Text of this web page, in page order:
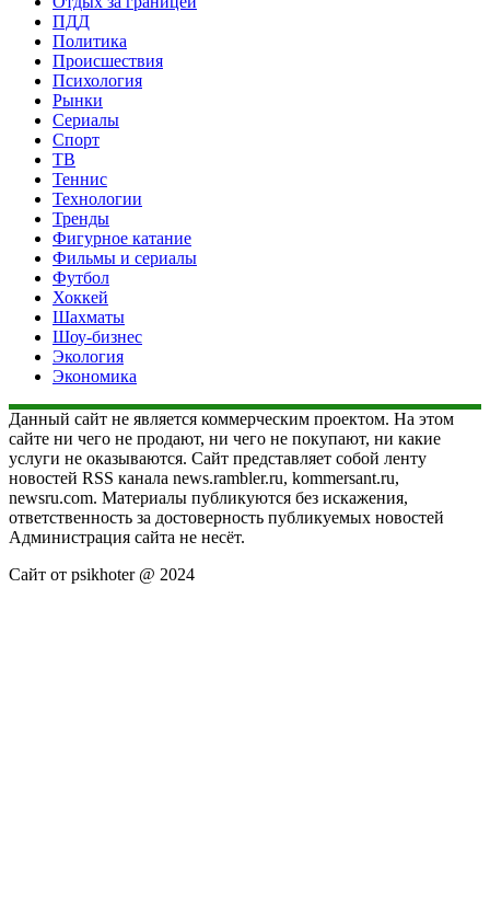
ПДД
Политика
Происшествия
Психология
Рынки
Сериалы
Спорт
ТВ
Теннис
Технологии
Тренды
Фигурное катание
Фильмы и сериалы
Футбол
Хоккей
Шахматы
Шоу-бизнес
Экология
Экономика
Данный сайт не является коммерческим проектом. На этом
сайте ни чего не продают, ни чего не покупают, ни какие
услуги не оказываются. Сайт представляет собой ленту
новостей RSS канала news.rambler.ru, kommersant.ru,
newsru.com. Материалы публикуются без искажения,
ответственность за достоверность публикуемых новостей
Администрация сайта не несёт.
Сайт от psikhoter @ 2024